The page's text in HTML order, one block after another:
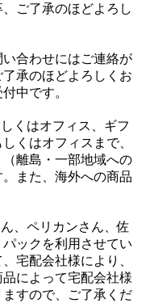
ご了承のほどよろし
合わせにはご連絡が
承のほどよろしくお
中です。
くはオフィス、ギフ
くはオフィスまで、
離島・一部地域への
また、海外への商品
、ペリカンさん、佐
ックを利用させてい
宅配会社様により、
によって宅配会社様
すので、ご了承くだ